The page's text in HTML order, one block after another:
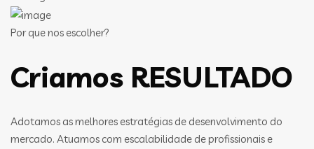
Por que nos escolher?
Criamos RESULTADO
Adotamos as melhores estratégias de desenvolvimento do
mercado. Atuamos com escalabilidade de profissionais e